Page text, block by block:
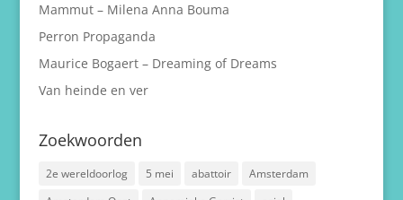
Mammut – Milena Anna Bouma
Perron Propaganda
Maurice Bogaert – Dreaming of Dreams
Van heinde en ver
Zoekwoorden
2e wereldoorlog 5 mei abattoir
Amsterdam